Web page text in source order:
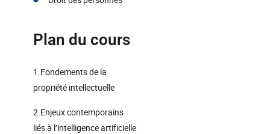
Plan du cours
1.Fondements de la
propriété intellectuelle
2.Enjeux contemporains
liés à l’intelligence artificielle